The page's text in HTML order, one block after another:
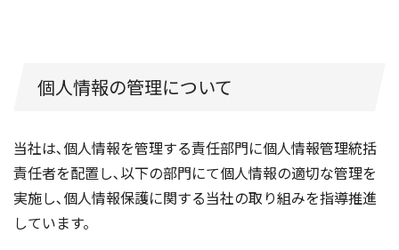
個人情報の管理について
当社は､個人情報を管理する責任部門に個人情報管理統括
責任者を配置し､以下の部門にて個人情報の適切な管理を
実施し､個人情報保護に関する当社の取り組みを指導推進
しています。